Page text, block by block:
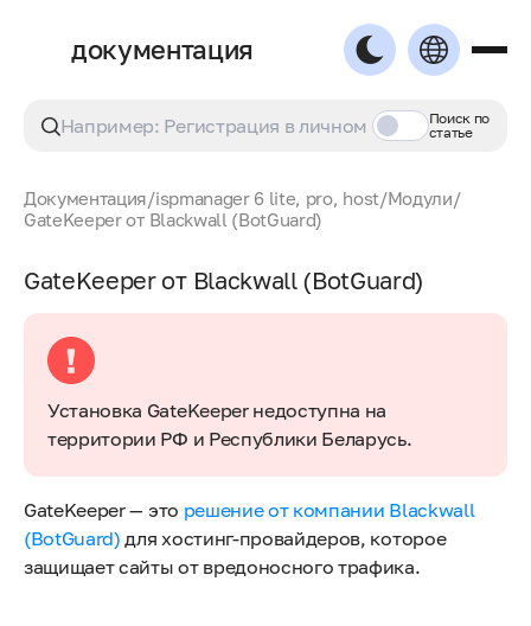
документация
Поиск по
статье
Документация/ispmanager 6 lite, pro, host/Модули/
GateKeeper от Blackwall (BotGuard)
GateKeeper от Blackwall (BotGuard)
Установка GateKeeper недоступна на
территории РФ и Республики Беларусь.
GateKeeper — это решение от компании Blackwall
(BotGuard) для хостинг-провайдеров, которое
защищает сайты от вредоносного трафика.